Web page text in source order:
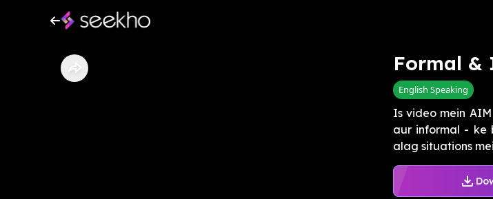
Formal
English Speaking
Is video mein
aur informal - ke
alag situations